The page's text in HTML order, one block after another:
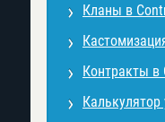
Кланы в
Контракты в